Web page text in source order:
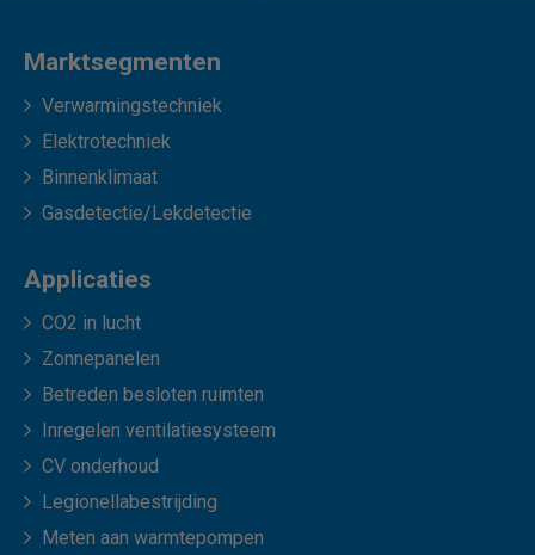
Marktsegmenten
Verwarmingstechniek
Elektrotechniek
Binnenklimaat
Gasdetectie/Lekdetectie
Applicaties
CO2 in lucht
Zonnepanelen
Betreden besloten ruimten
Inregelen ventilatiesysteem
CV onderhoud
Legionellabestrijding
Meten aan warmtepompen